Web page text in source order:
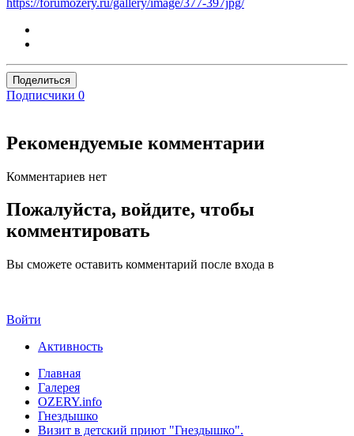
Поделиться
Подписчики 0
Рекомендуемые комментарии
Комментариев нет
Пожалуйста, войдите, чтобы
комментировать
Вы сможете оставить комментарий после входа в
Войти
Активность
Главная
Галерея
OZERY.info
Гнездышко
Визит в детский приют "Гнездышко".